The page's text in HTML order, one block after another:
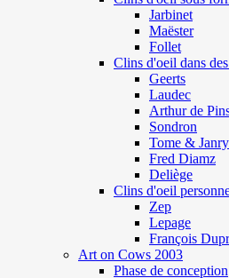
Jarbinet
Maëster
Follet
Clins d'oeil dans
Geerts
Laudec
Arthur de
Sondron
Tome & Janry
Fred Diamz
Deliège
Clins d'oeil
Zep
Lepage
François
Art on Cows 2003
Phase de conception